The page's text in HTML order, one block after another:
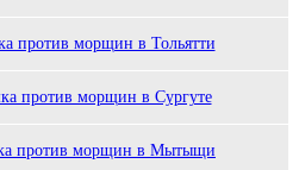
против морщин в Тольятти
против морщин в Сургуте
против морщин в Мытыщи